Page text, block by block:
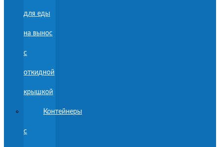
для еды
на вынос
с
откидной
крышкой
Контейнеры
с